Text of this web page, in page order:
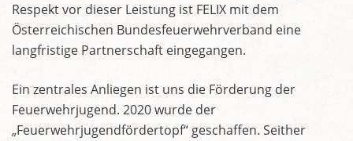
Respekt vor dieser Leistung ist FELIX mit dem
Österreichischen Bundesfeuerwehrverband eine
langfristige Partnerschaft eingegangen.
Ein zentrales Anliegen ist uns die Förderung der
Feuerwehrjugend. 2020 wurde der
„Feuerwehrjugendfördertopf“ geschaffen. Seither